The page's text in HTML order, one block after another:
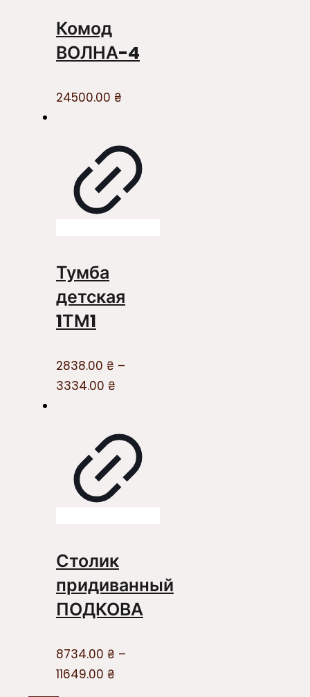
Комод
ВОЛНА-4
24500.00 ₴
Тумба
детская
1ТМ1
2838.00 ₴ –
3334.00 ₴
Столик
придиванный
ПОДКОВА
8734.00 ₴ –
11649.00 ₴